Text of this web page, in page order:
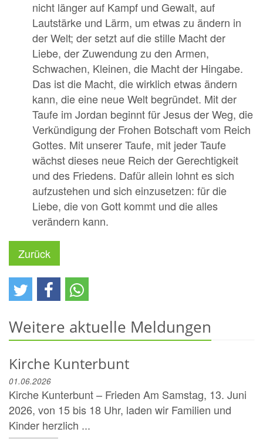
nicht länger auf Kampf und Gewalt, auf
Lautstärke und Lärm, um etwas zu ändern in
der Welt; der setzt auf die stille Macht der
Liebe, der Zuwendung zu den Armen,
Schwachen, Kleinen, die Macht der Hingabe.
Das ist die Macht, die wirklich etwas ändern
kann, die eine neue Welt begründet. Mit der
Taufe im Jordan beginnt für Jesus der Weg, die
Verkündigung der Frohen Botschaft vom Reich
Gottes. Mit unserer Taufe, mit jeder Taufe
wächst dieses neue Reich der Gerechtigkeit
und des Friedens. Dafür allein lohnt es sich
aufzustehen und sich einzusetzen: für die
Liebe, die von Gott kommt und die alles
verändern kann.
Zurück
Weitere aktuelle Meldungen
Kirche Kunterbunt
01.06.2026
Kirche Kunterbunt – Frieden Am Samstag, 13. Juni
2026, von 15 bis 18 Uhr, laden wir Familien und
Kinder herzlich ...